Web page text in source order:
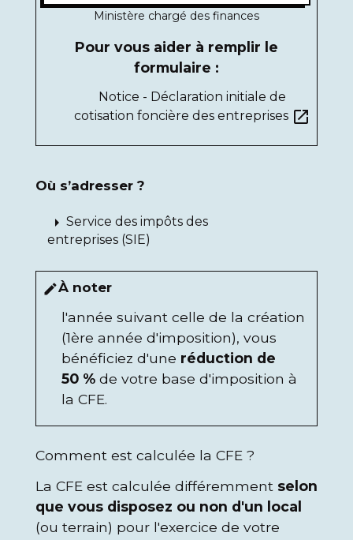
Ministère chargé des finances
Pour vous aider à remplir le
formulaire :
Notice - Déclaration initiale de
cotisation foncière des entreprises open_in_new
Où s’adresser ?
arrow_right Service des impôts des
entreprises (SIE)
editÀ noter
l'année suivant celle de la création
(1ère année d'imposition), vous
bénéficiez d'une réduction de
50 % de votre base d'imposition à
la CFE.
Comment est calculée la CFE ?
La CFE est calculée différemment selon
que vous disposez ou non d'un local
(ou terrain) pour l'exercice de votre